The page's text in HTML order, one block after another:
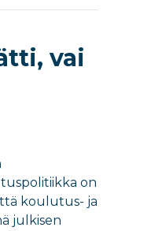
vai
on
koulutus- ja
julkisen